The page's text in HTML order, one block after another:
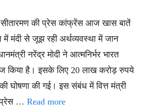
सीतारमण की प्रेस कांफ्रेंस आज खास बातें
में मंदी से जूझ रही अर्थव्यवस्था में जान
नरेंद्र मोदी ने आत्मनिर्भर भारत
किया है। इसके लिए 20 लाख करोड़ रुपये
घोषणा की गई। इस संबंध में वित्त मंत्री
प्रेस … Read more